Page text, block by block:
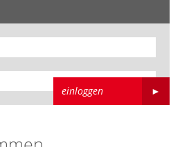
einloggen ►